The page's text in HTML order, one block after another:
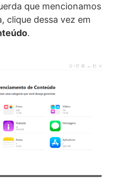
que mencionamos
clique dessa vez em
.